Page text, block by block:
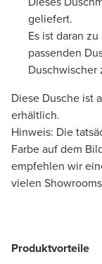
geliefert.
Es ist daran
passenden
Duschwischer
Diese Dusche ist
erhältlich.
Hinweis: Die
Farbe auf dem
empfehlen wir
vielen
Produktvorteile